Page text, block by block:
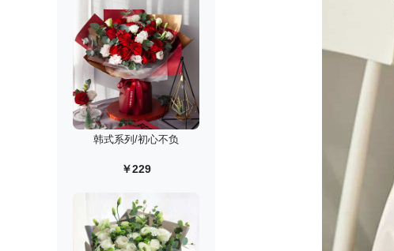
韩式系列/初心不负
￥229